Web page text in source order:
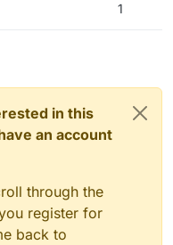
1
in this
an account
through the
register for
back to